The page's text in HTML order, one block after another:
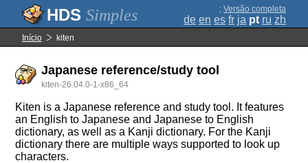
Simples ; Versão completa
de en es fr ja pt ru zh
Início kiten
Japanese reference/study tool
kiten-26.04.0-1-x86_64
Kiten is a Japanese reference and study tool. It features
an English to Japanese and Japanese to English
dictionary, as well as a Kanji dictionary. For the Kanji
dictionary there are multiple ways supported to look up
characters.